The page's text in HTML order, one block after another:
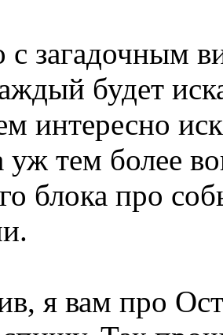
с загадочным
будет
интересно
уж тем более
блока про
я вам про